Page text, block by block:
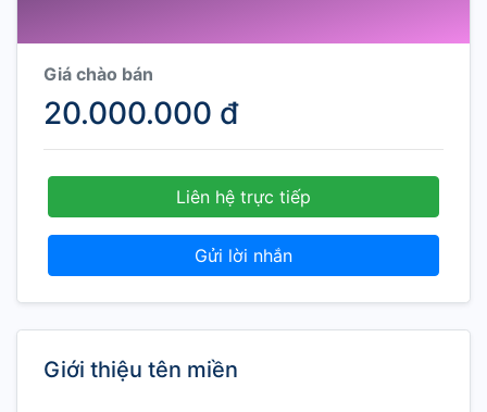
Giá chào bán
20.000.000 đ
Liên hệ trực tiếp
Gửi lời nhắn
Giới thiệu tên miền